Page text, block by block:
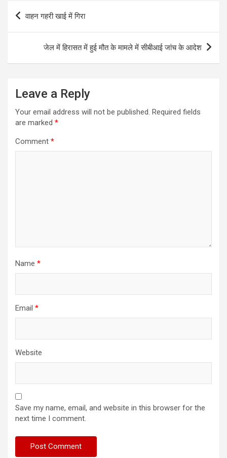
Post
navigation
वाहन गहरी खाई में गिरा
जेल में हिरासत में हुई मौत के मामले में सीबीआई जांच के आदेश
Leave a Reply
Your email address will not be published. Required fields
are marked *
Comment *
Name *
Email *
Website
Save my name, email, and website in this browser for the
next time I comment.